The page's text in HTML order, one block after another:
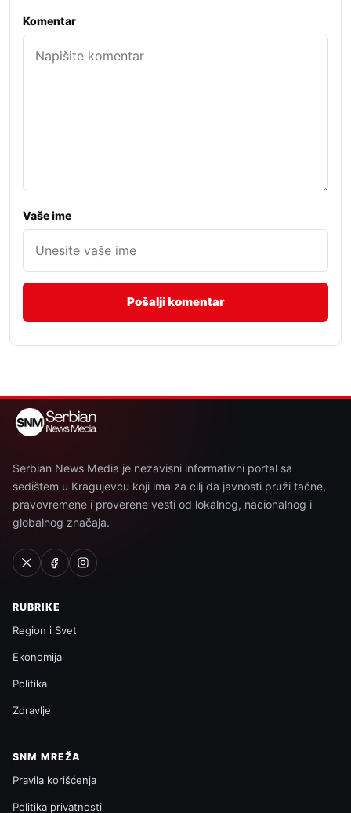
Komentar
Vaše ime
Serbian News Media je nezavisni informativni portal sa
sedištem u Kragujevcu koji ima za cilj da javnosti pruži tačne,
pravovremene i proverene vesti od lokalnog, nacionalnog i
globalnog značaja.
RUBRIKE
Region i Svet
Ekonomija
Politika
Zdravlje
SNM MREŽA
Pravila korišćenja
Politika privatnosti